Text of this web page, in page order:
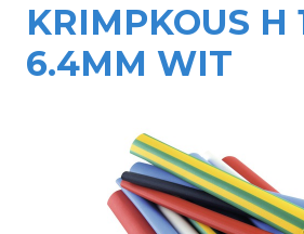
KRIMPKOUS H
6.4MM WIT